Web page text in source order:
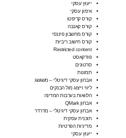
ייעוץ עסקי
אימון עסקי
קורס קריפטו
קורס קאנבה
קורס מחשבון פיננסי
קורס חישוב ריביות
Restricted content
פודקאסט
סרטונים
תמונות
אבחון עסקי דיגיטלי – משגשג
ליווי וייצוג מול הבנקים
הלוואות בערבות המדינה
אבחון QMark
אבחון עסקי דיגיטלי – מדרדר
תוכנית עסקית
מדיניות הפרטיות
ייעוץ עסקי